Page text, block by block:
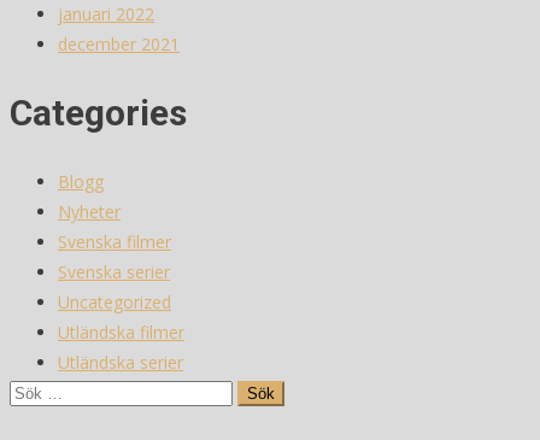
januari 2022
december 2021
Categories
Blogg
Nyheter
Svenska filmer
Svenska serier
Uncategorized
Utländska filmer
Utländska serier
Sök